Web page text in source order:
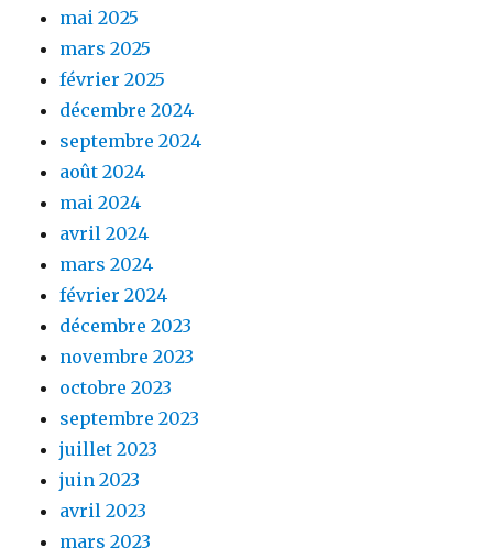
mai 2025
mars 2025
février 2025
décembre 2024
septembre 2024
août 2024
mai 2024
avril 2024
mars 2024
février 2024
décembre 2023
novembre 2023
octobre 2023
septembre 2023
juillet 2023
juin 2023
avril 2023
mars 2023